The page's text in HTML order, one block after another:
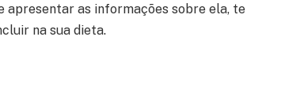
as informações sobre ela, te
na sua dieta.